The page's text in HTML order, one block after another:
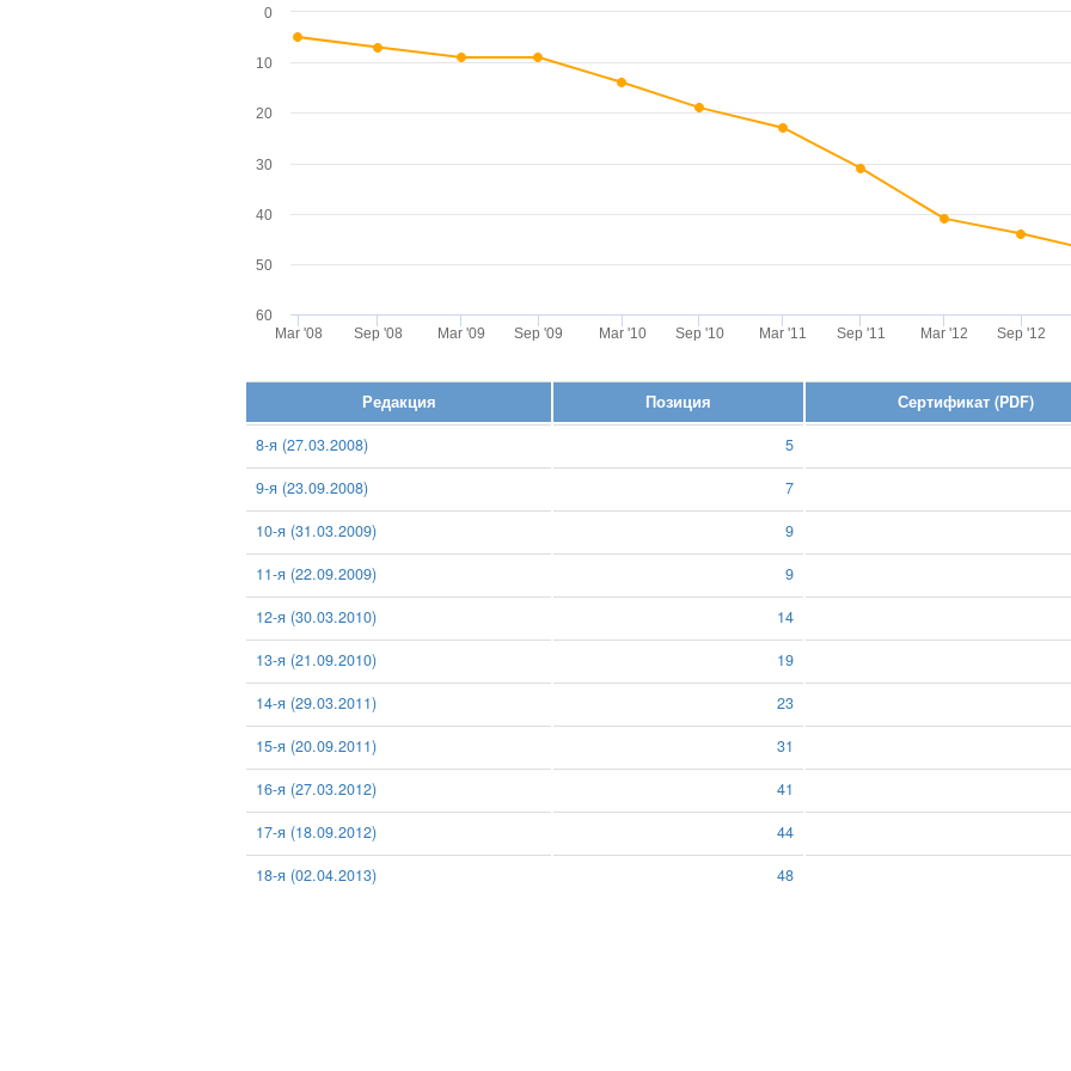
Mar '08 Sep '08 Mar '09 Sep '09 Mar '10 Sep '10 Mar '11 Sep '11 Mar '12 Sep '12
0
10
20
30
40
50
60
Редакция Позиция
Сертификат (PDF)
8-я (27.03.2008)
5
9-я (23.09.2008)
7
10-я (31.03.2009)
9
11-я (22.09.2009)
9
12-я (30.03.2010)
14
13-я (21.09.2010)
19
14-я (29.03.2011)
23
15-я (20.09.2011)
31
16-я (27.03.2012)
41
17-я (18.09.2012)
44
18-я (02.04.2013)
48